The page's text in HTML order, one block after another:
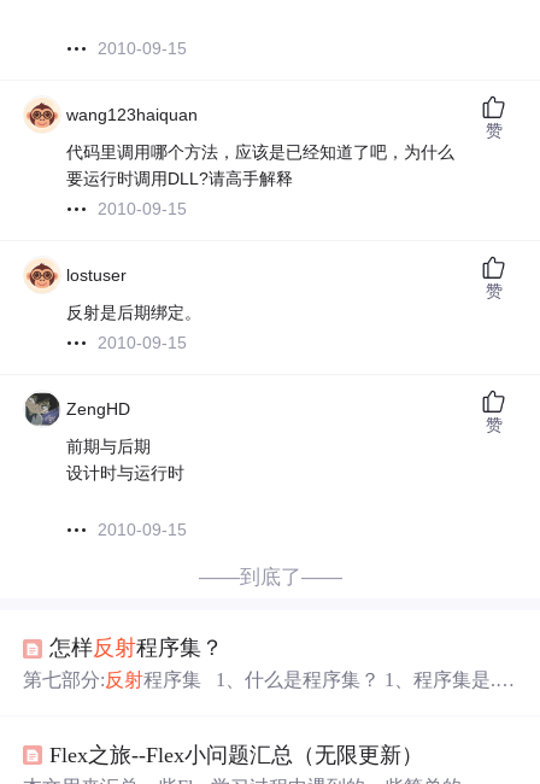
2010-09-15
wang123haiquan
代码里调用哪个方法，应该是已经知道了吧，为什么
要运行时调用DLL?请高手解释
2010-09-15
赞
lostuser
反射是后期绑定。
2010-09-15
赞
ZengHD
前期与后期
设计时与运行时
2010-09-15
赞
——到底了——
怎样反射程序集？
第七部分:反射程序集 1、什么是程序集？ 1、程序集是.ne
类打一个包，相当于java中的jar包（*）。 4、程序集包
Flex之旅--Flex小问题汇总（无限更新）